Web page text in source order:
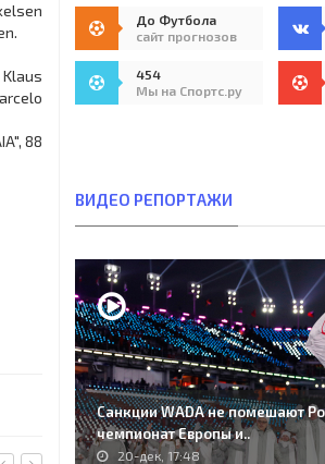
Klaus
88
До Футбола
сайт прогнозов
454
Мы на Спортс.ру
ВИДЕО РЕПОРТАЖИ
Санкции WADA не помешают
чемпионат Европы и..
20-дек, 17:48